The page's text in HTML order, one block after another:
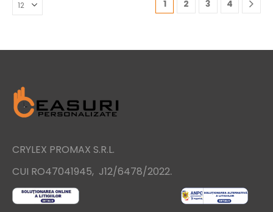
1 2 3 4
CRYLEX PROMAX S.R.L.
CUI RO47041945, J12/6478/2022.